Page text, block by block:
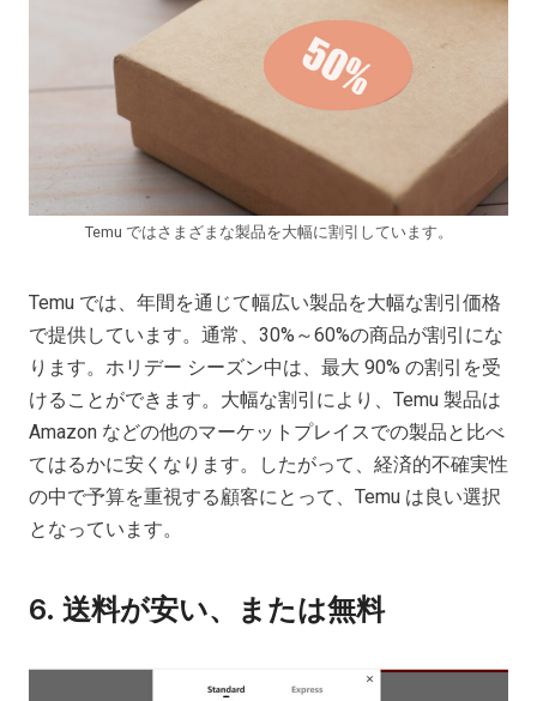
Temu ではさまざまな製品を大幅に割引しています。
Temu では、年間を通じて幅広い製品を大幅な割引価格
で提供しています。通常、30%～60%の商品が割引にな
ります。ホリデー シーズン中は、最大 90% の割引を受
けることができます。大幅な割引により、Temu 製品は
Amazon などの他のマーケットプレイスでの製品と比べ
てはるかに安くなります。したがって、経済的不確実性
の中で予算を重視する顧客にとって、Temu は良い選択
となっています。
6. 送料が安い、または無料